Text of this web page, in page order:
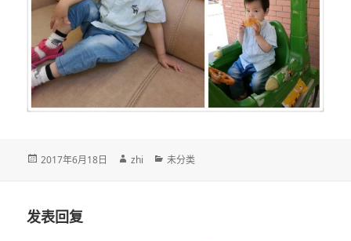
发
2017年6月18日
作
zhi
分
未分类
发表回复